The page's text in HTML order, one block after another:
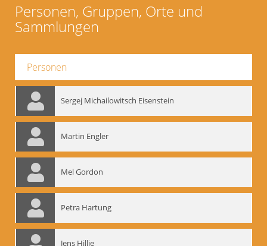
Personen, Gruppen, Orte und
Sammlungen
Personen
Sergej Michailowitsch Eisenstein
Martin Engler
Mel Gordon
Petra Hartung
Jens Hillje